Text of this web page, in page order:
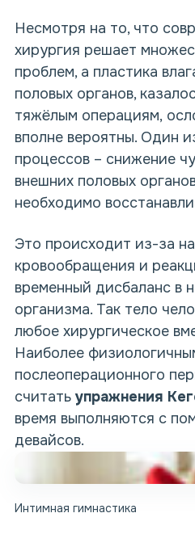
Несмотря на то, что
хирургия решает
проблем, а пластика
половых органов,
тяжёлым операциям,
вполне вероятны. Один
процессов – снижение
внешних половых
необходимо
Это происходит из-за
кровообращения и
временный дисбаланс в
организма. Так тело
любое хирургическое
Наиболее
послеоперационного
считатьупражнения
время выполняются с
девайсов.
Интимная гимнастика